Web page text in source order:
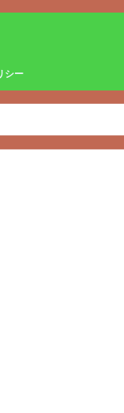
シー